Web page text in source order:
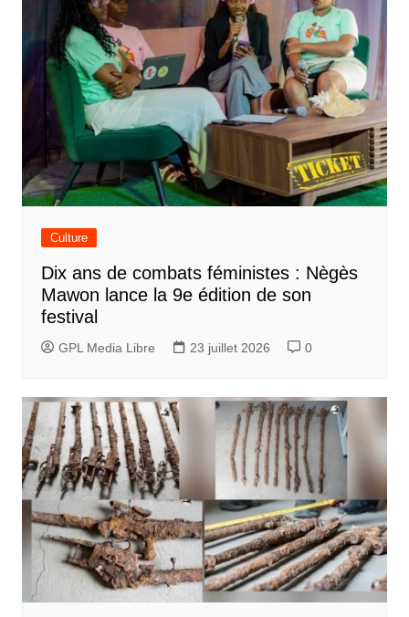
Culture
Dix ans de combats féministes : Nègès
Mawon lance la 9e édition de son
festival
GPL Media Libre 23 juillet 2026 0